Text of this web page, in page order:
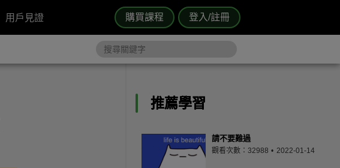
購買課程 登入/註冊
用戶見證
推薦學習
請不要難過
觀看次數：32988 2022-01-14